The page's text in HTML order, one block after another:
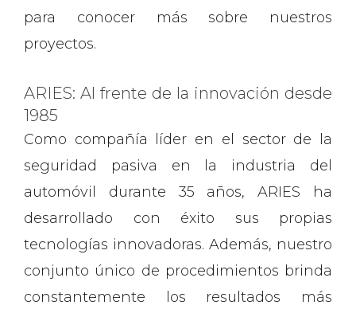
para conocer más sobre nuestros
proyectos.
ARIES: Al frente de la innovación desde
1985
Como compañía líder en el sector de la
seguridad pasiva en la industria del
automóvil durante 35 años, ARIES ha
desarrollado con éxito sus propias
tecnologías innovadoras. Además, nuestro
conjunto único de procedimientos brinda
constantemente los resultados más